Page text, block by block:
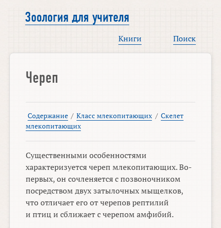
Зоология для учителя
Книги Поиск
Череп
Содержание / Класс млекопитающих / Скелет
млекопитающих
Существенными особенностями
характеризуется череп млекопитающих. Во-
первых, он сочленяется с позвоночником
посредством двух затылочных мыщелков,
что отличает его от черепов рептилий
и птиц и сближает с черепом амфибий.